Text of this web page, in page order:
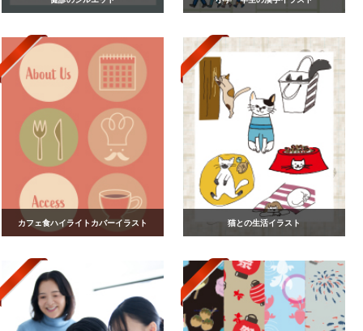
カフェ食ハイライトカバーイラスト 猫との生活イラスト